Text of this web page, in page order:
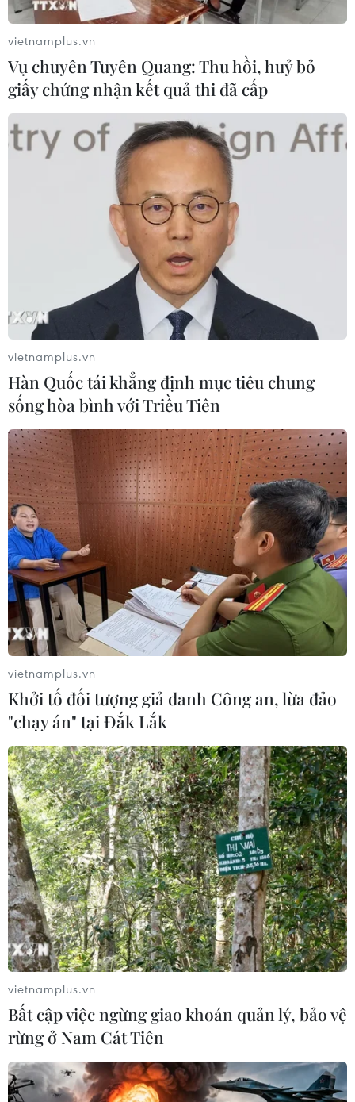
Trong số 27 nước thành viên của Liên minh châu Âu
(EU), 16 nước cho biết sẽ đóng góp tài chính vào quỹ tín
thác để hỗ trợ cung cấp các khoản cho vay và tài trợ
cho Ukraine.
vietnamplus.vn
Vụ chuyên Tuyên Quang: Thu hồi, huỷ bỏ
giấy chứng nhận kết quả thi đã cấp
vietnamplus.vn
Hàn Quốc tái khẳng định mục tiêu chung
sống hòa bình với Triều Tiên
vietnamplus.vn
Khởi tố đối tượng giả danh Công an, lừa đảo
"chạy án" tại Đắk Lắk
vietnamplus.vn
Bất cập việc ngừng giao khoán quản lý, bảo vệ
rừng ở Nam Cát Tiên